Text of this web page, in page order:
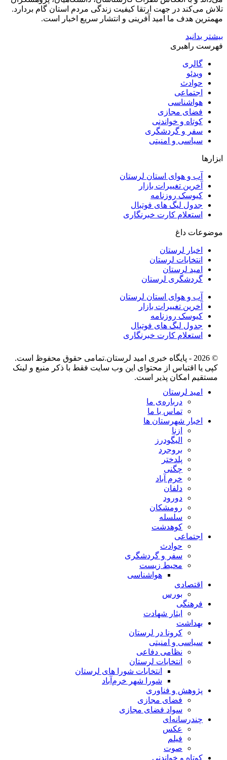
تلاش می‌کند در جهت ارتقا کیفیت زندگی مردم استان گام بردارد.
مهمترین هدف ما امید آفرینی و انتشار سریع اخبار است.
بیشتر بدانید
فهرست راهبری
گالری
ویدئو
حوادث
اجتماعی
هواشناسی
فضای مجازی
کوتاه و خواندنی
سفر و گردشگری
سیاسی و امنیتی
ابزارها
آب و هوای استان لرستان
آخرین تغییرات بازار
کیوسک روزنامه
جدول لیگ های فوتبال
استعلام کارت خبرنگاری
موضوعات داغ
اخبار لرستان
انتخابات لرستان
امید لرستان
گردشگری لرستان
آب و هوای استان لرستان
آخرین تغییرات بازار
کیوسک روزنامه
جدول لیگ های فوتبال
استعلام کارت خبرنگاری
© 2026 - پایگاه خبری اميد لرستان.تمامی حقوق محفوظ است.
کپی یا اقتباس از محتوای این وب سایت فقط با ذکر منبع و لینک
مستقیم امکان پذیر است.
امید لرستان
درباره‌ی ما
تماس با ما
اخبار شهرستان ها
ازنا
الیگودرز
بروجرد
پلدختر
چگنی
خرم آباد
دلفان
دورود
رومشکان
سلسله
کوهدشت
اجتماعی
حوادث
سفر و گردشگری
محیط زیست
هواشناسی
اقتصادی
بورس
فرهنگی
ایثار شهادت
بهداشت
کرونا در لرستان
سیاسی و امنیتی
نظامی دفاعی
انتخابات لرستان
انتخابات شورا های لرستان
شورا شهر خرم‌آباد
پژوهش و فناوری
فضای مجازی
سواد فضای مجازی
چندرسانه‌ای
عكس
فیلم
صوت
کوتاه و خواندنی